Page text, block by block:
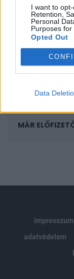
I want to
Retention,
Personal
Purposes for
Opted Out
Data
Az előfizetés
MÁR
impresszum
adatvédelem